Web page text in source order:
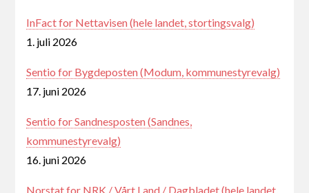
InFact for Nettavisen (hele landet, stortingsvalg)
1. juli 2026
Sentio for Bygdeposten (Modum, kommunestyrevalg)
17. juni 2026
Sentio for Sandnesposten (Sandnes,
kommunestyrevalg)
16. juni 2026
Norstat for NRK / Vårt Land / Dagbladet (hele landet,